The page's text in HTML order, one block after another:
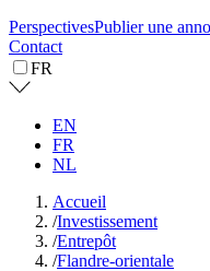
PerspectivesPublier une
Contact
FR
EN
FR
NL
Accueil
/Investissement
/Entrepôt
/Flandre-orientale